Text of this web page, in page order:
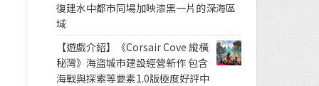
復建水中都市同場加映漆黑一片的深海區
域
【遊戲介紹】《Corsair Cove 縱橫
秘灣》海盜城市建設經營新作 包含
海戰與探索等要素1.0版極度好評中